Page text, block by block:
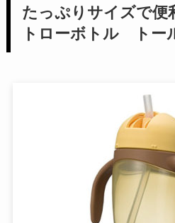
たっぷりサイズで
トローボトル トー